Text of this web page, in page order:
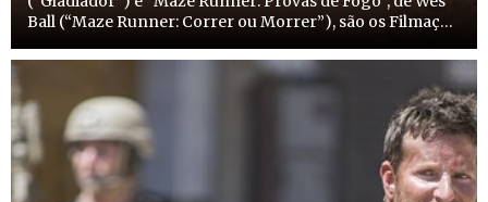
Ball (“Maze Runner: Correr ou Morrer”), são os Filmaços
entusiasmantes de Mark Watney (Matt Damon) em Marte